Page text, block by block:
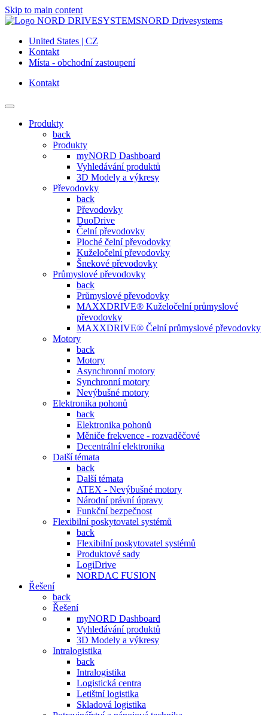
Skip to main content
NORD Drivesystems
United States | CZ
Kontakt
Místa - obchodní zastoupení
Kontakt
Produkty
back
Produkty
myNORD Dashboard
Vyhledávání produktů
3D Modely a výkresy
Převodovky
back
Převodovky
DuoDrive
Čelní převodovky
Ploché čelní převodovky
Kuželočelní převodovky
Šnekové převodovky
Průmyslové převodovky
back
Průmyslové převodovky
MAXXDRIVE® Kuželočelní průmyslové
převodovky
MAXXDRIVE® Čelní průmyslové převodovky
Motory
back
Motory
Asynchronní motory
Synchronní motory
Nevýbušné motory
Elektronika pohonů
back
Elektronika pohonů
Měniče frekvence - rozvaděčové
Decentrální elektronika
Další témata
back
Další témata
ATEX - Nevýbušné motory
Národní právní úpravy
Funkční bezpečnost
Flexibilní poskytovatel systémů
back
Flexibilní poskytovatel systémů
Produktové sady
LogiDrive
NORDAC FUSION
Řešení
back
Řešení
myNORD Dashboard
Vyhledávání produktů
3D Modely a výkresy
Intralogistika
back
Intralogistika
Logistická centra
Letištní logistika
Skladová logistika